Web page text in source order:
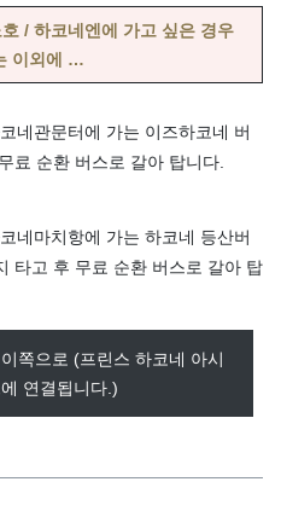
/ 하코네엔에 가고 싶은 경우
이외에 …
네관문터에 가는 이즈하코네 버
료 순환 버스로 갈아 탑니다.
네마치항에 가는 하코네 등산버
타고 후 무료 순환 버스로 갈아 탑
쪽으로 (프린스 하코네 아시
연결됩니다.)